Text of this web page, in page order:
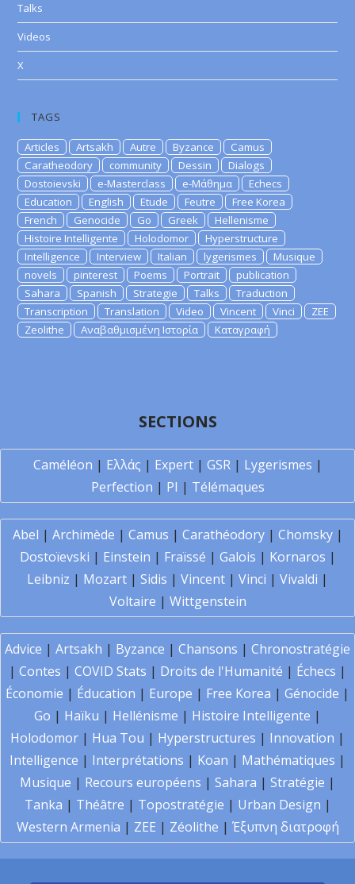
Talks
Videos
X
TAGS
Articles Artsakh Autre Byzance
Camus
Caratheodory
community Dessin
Dialogs
Dostoievski
e-Masterclass e-Μάθημα
Echecs
Education
English Etude Feutre
Free Korea
French
Genocide Go Greek
Hellenisme
Histoire Intelligente
Holodomor
Hyperstructure
Intelligence
Interview Italian lygerismes
Musique
novels
pinterest Poems Portrait
publication
Sahara
Spanish Strategie Talks
Traduction
Transcription
Translation Video Vincent Vinci
ZEE
Zeolithe
Αναβαθμισμένη Ιστορία Καταγραφή
SECTIONS
Caméléon | Ελλάς | Expert| GSR| Lygerismes |
Perfection | PI | Télémaques
Abel | Archimède | Camus | Carathéodory| Chomsky|
Dostoïevski | Einstein | Fraïssé | Galois | Kornaros |
Leibniz | Mozart | Sidis | Vincent | Vinci | Vivaldi |
Voltaire | Wittgenstein
Advice | Artsakh | Byzance | Chansons | Chronostratégie
| Contes | COVID Stats | Droits de l'Humanité | Échecs |
Économie | Éducation | Europe | Free Korea | Génocide |
Go | Haïku | Hellénisme | Histoire Intelligente |
Holodomor | Hua Tou | Hyperstructures | Innovation |
Intelligence | Interprétations | Koan | Mathématiques |
Musique | Recours européens | Sahara | Stratégie |
Tanka | Théâtre | Topostratégie | Urban Design |
Western Armenia | ZEE | Zéolithe | Έξυπνη διατροφή